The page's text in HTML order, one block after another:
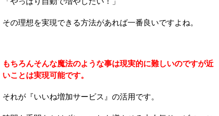
その理想を実現できる方法があれば一番良いですよね。
もちろんそんな魔法のような事は現実的に難しいのですが近
いことは実現可能です。
それが『いいね増加サービス』の活用です。